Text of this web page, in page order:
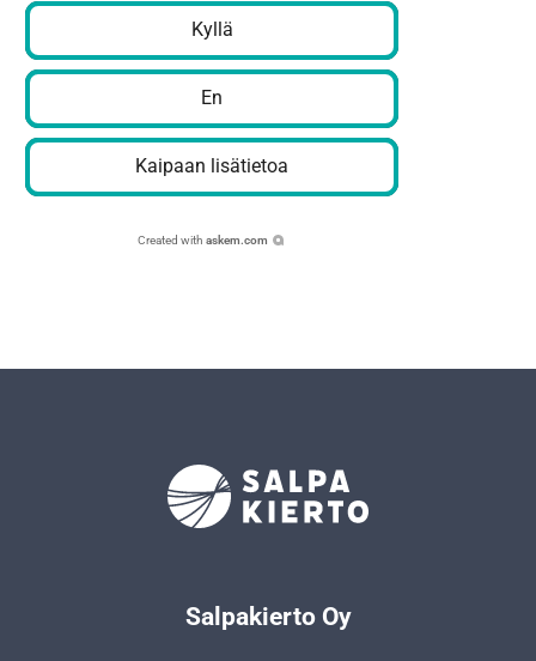
Kyllä
En
Kaipaan lisätietoa
Created with askem.com
Salpakierto Oy